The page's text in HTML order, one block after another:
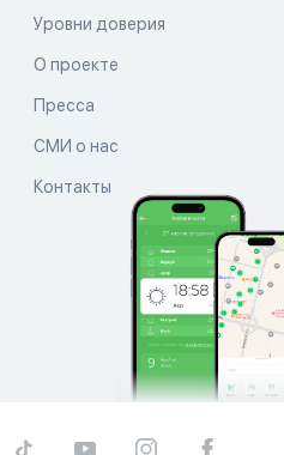
Уровни доверия
О проекте
Пресса
СМИ о нас
Контакты